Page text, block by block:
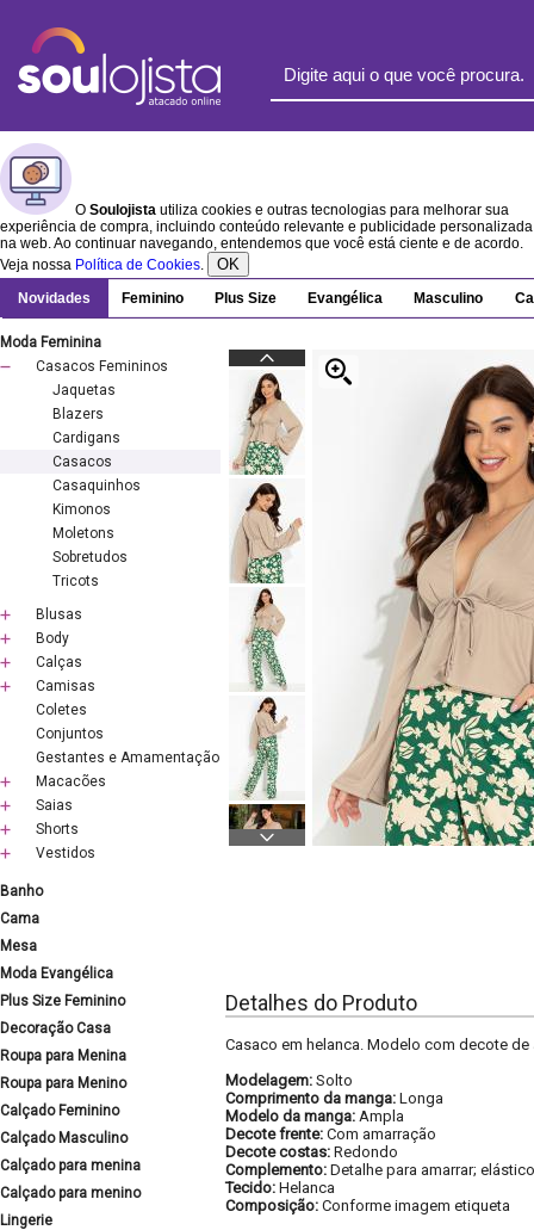
O Soulojista utiliza cookies e outras tecnologias para melhorar sua
experiência de compra, incluindo conteúdo relevante e publicidade personalizada
na web. Ao continuar navegando, entendemos que você está ciente e de acordo.
Veja nossa Política de Cookies. OK
Novidades Feminino Plus Size Evangélica Masculino
Moda Feminina
Casacos Femininos
Jaquetas
Blazers
Cardigans
Casacos
Casaquinhos
Kimonos
Moletons
Sobretudos
Tricots
Blusas
Body
Calças
Camisas
Coletes
Conjuntos
Gestantes e Amamentação
Macacões
Saias
Shorts
Vestidos
Banho
Cama
Mesa
Moda Evangélica
Plus Size Feminino
Decoração Casa
Roupa para Menina
Roupa para Menino
Calçado Feminino
Calçado Masculino
Calçado para menina
Calçado para menino
Lingerie
Detalhes do Produto
Casaco em helanca. Modelo com decote
Modelagem: Solto
Comprimento da manga: Longa
Modelo da manga: Ampla
Decote frente: Com amarração
Decote costas: Redondo
Complemento: Detalhe para amarrar;
Tecido: Helanca
Composição: Conforme imagem etiqueta